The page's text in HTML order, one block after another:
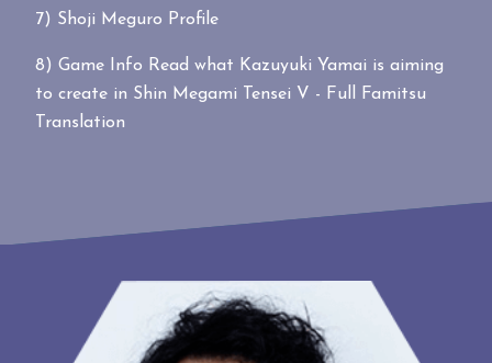
7) Shoji Meguro Profile
8) Game Info Read what Kazuyuki Yamai is aiming
to create in Shin Megami Tensei V - Full Famitsu
Translation